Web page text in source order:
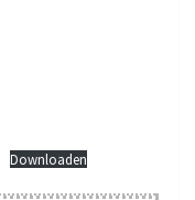
Downloaden